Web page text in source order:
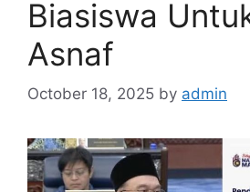
Biasiswa
Asnaf
October 18, 2025 by admin